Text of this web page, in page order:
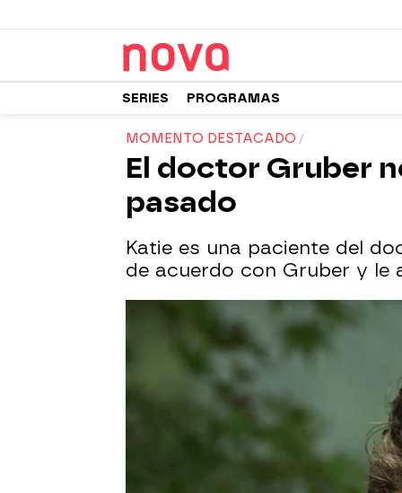
SERIES PROGRAMAS
MOMENTO DESTACADO
El doctor Gruber
pasado
Katie es una paciente del
de acuerdo con Gruber y le